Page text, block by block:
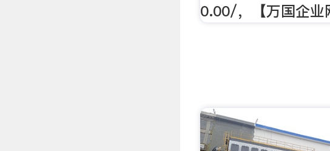
0.00/，【万国企业